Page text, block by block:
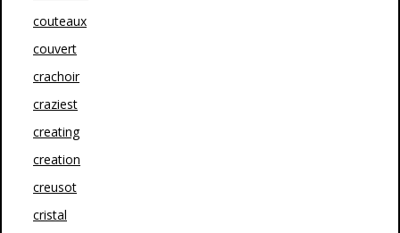
couteaux
couvert
crachoir
craziest
creating
creation
creusot
cristal